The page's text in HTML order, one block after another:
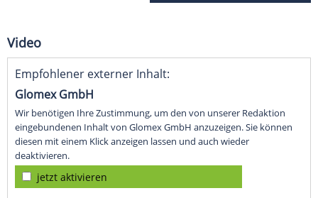
Video
Empfohlener externer Inhalt:
Glomex GmbH
Wir benötigen Ihre Zustimmung, um den von unserer Redaktion
eingebundenen Inhalt von Glomex GmbH anzuzeigen. Sie können
diesen mit einem Klick anzeigen lassen und auch wieder
deaktivieren.
jetzt aktivieren